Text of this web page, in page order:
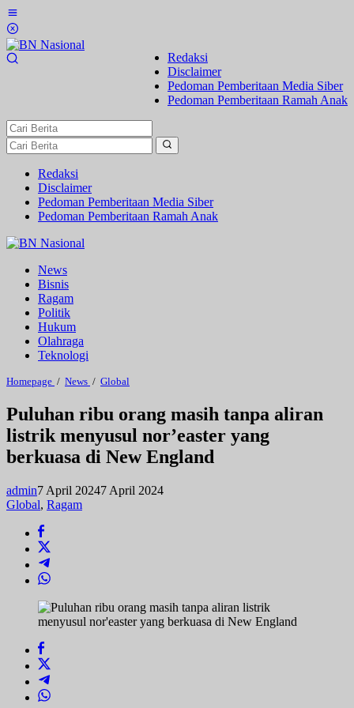
Lewati
ke
konten
Redaksi
Disclaimer
Pedoman Pemberitaan Media Siber
Pedoman Pemberitaan Ramah Anak
Redaksi
Disclaimer
Pedoman Pemberitaan Media Siber
Pedoman Pemberitaan Ramah Anak
News
Bisnis
Ragam
Politik
Hukum
Olahraga
Teknologi
Homepage / News / Global
masih
tanpa
aliran
listrik
menyusul
yang
Puluhan ribu orang masih tanpa aliran
listrik menyusul nor’easter yang
berkuasa di New England
admin7 April 20247 April 2024
Global, Ragam